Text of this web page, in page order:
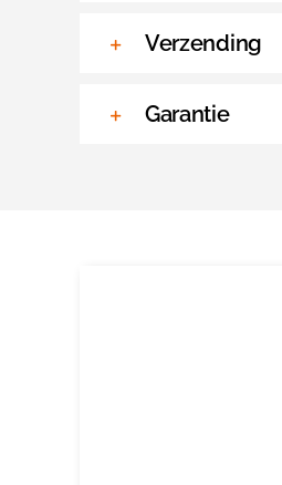
Verzending
Garantie